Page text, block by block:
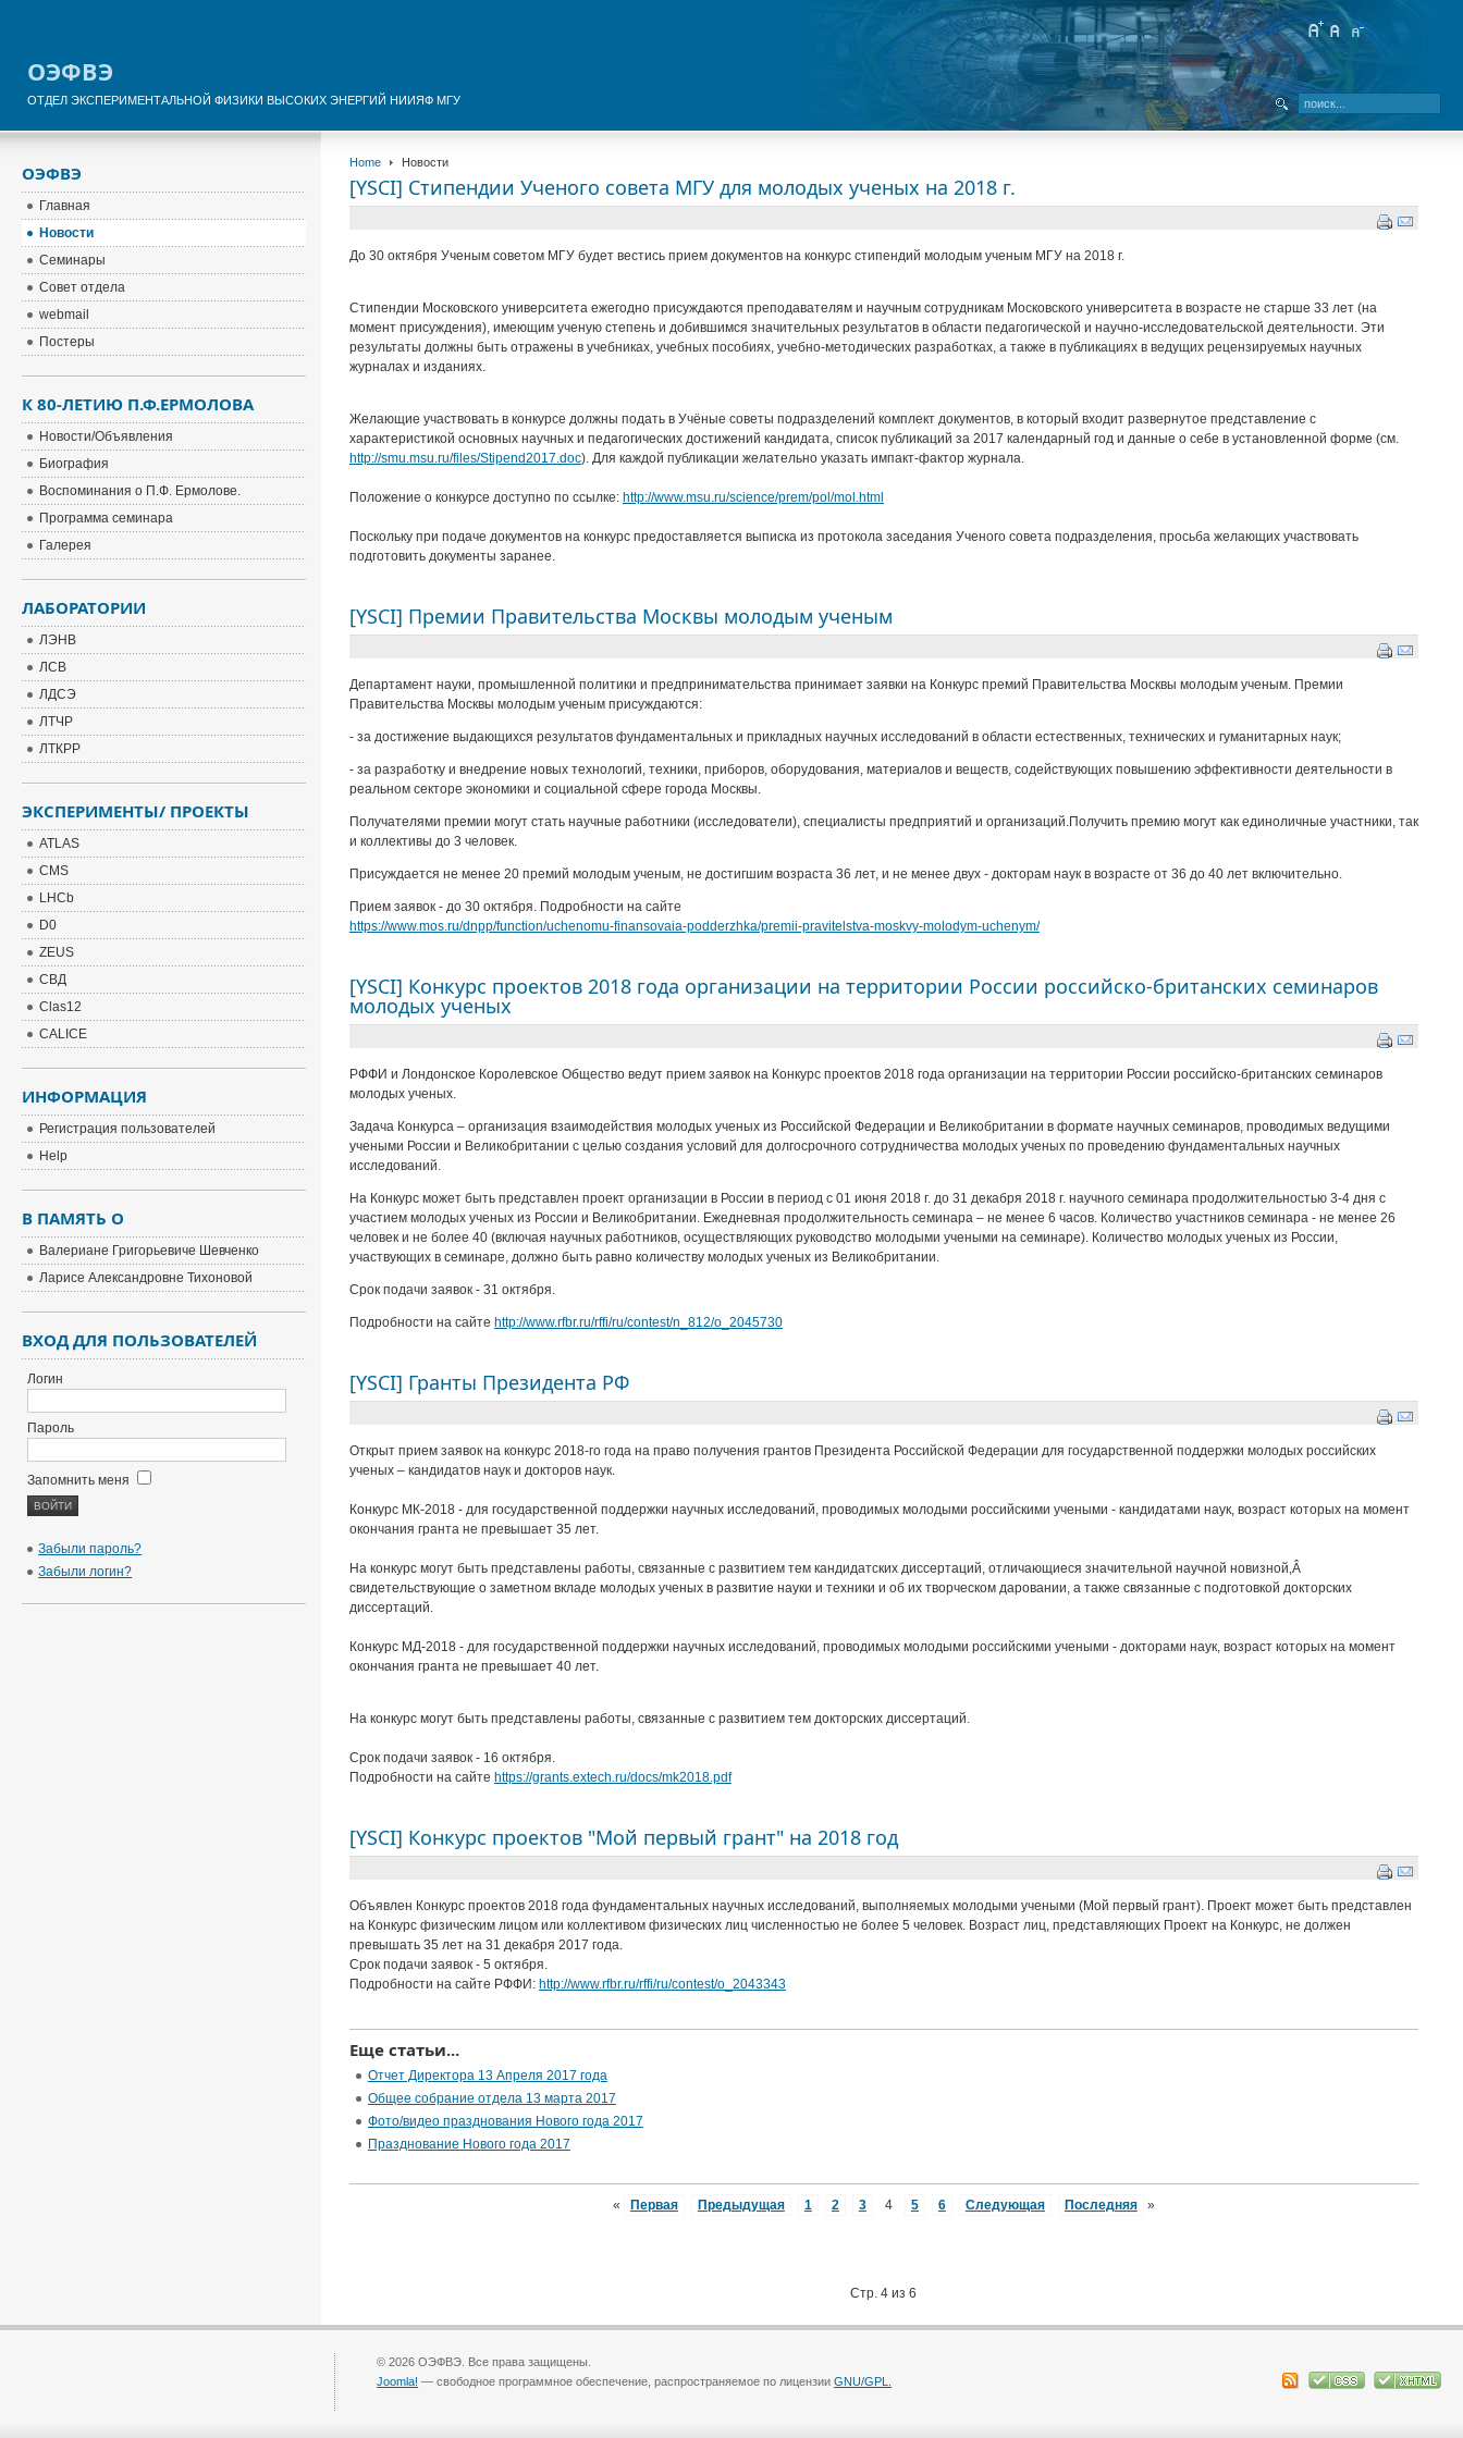
ОЭФВЭ
ОТДЕЛ ЭКСПЕРИМЕНТАЛЬНОЙ ФИЗИКИ ВЫСОКИХ ЭНЕРГИЙ НИИЯФ МГУ
Home Новости
[YSCI] Стипендии Ученого совета МГУ для молодых ученых на 2018 г.
До 30 октября Ученым советом МГУ будет вестись прием документов на конкурс стипендий молодым ученым МГУ на 2018 г.
Стипендии Московского университета ежегодно присуждаются преподавателям и научным сотрудникам Московского университета в возрасте не старше 33 лет (на
момент присуждения), имеющим ученую степень и добившимся значительных результатов в области педагогической и научно-исследовательской деятельности. Эти
результаты должны быть отражены в учебниках, учебных пособиях, учебно-методических разработках, а также в публикациях в ведущих рецензируемых научных
журналах и изданиях.
Желающие участвовать в конкурсе должны подать в Учёные советы подразделений комплект документов, в который входит развернутое представление с
характеристикой основных научных и педагогических достижений кандидата, список публикаций за 2017 календарный год и данные о себе в установленной форме (см.
http://smu.msu.ru/files/Stipend2017.doc). Для каждой публикации желательно указать импакт-фактор журнала.
Положение о конкурсе доступно по ссылке: http://www.msu.ru/science/prem/pol/mol.html
Поскольку при подаче документов на конкурс предоставляется выписка из протокола заседания Ученого совета подразделения, просьба желающих участвовать
подготовить документы заранее.
[YSCI] Премии Правительства Москвы молодым ученым
Департамент науки, промышленной политики и предпринимательства принимает заявки на Конкурс премий Правительства Москвы молодым ученым. Премии
Правительства Москвы молодым ученым присуждаются:
- за достижение выдающихся результатов фундаментальных и прикладных научных исследований в области естественных, технических и гуманитарных наук;
- за разработку и внедрение новых технологий, техники, приборов, оборудования, материалов и веществ, содействующих повышению эффективности деятельности в
реальном секторе экономики и социальной сфере города Москвы.
Получателями премии могут стать научные работники (исследователи), специалисты предприятий и организаций.Получить премию могут как единоличные участники, так
и коллективы до 3 человек.
Присуждается не менее 20 премий молодым ученым, не достигшим возраста 36 лет, и не менее двух - докторам наук в возрасте от 36 до 40 лет включительно.
Прием заявок - до 30 октября. Подробности на сайте
https://www.mos.ru/dnpp/function/uchenomu-finansovaia-podderzhka/premii-pravitelstva-moskvy-molodym-uchenym/
[YSCI] Конкурс проектов 2018 года организации на территории России российско-британских семинаров
молодых ученых
РФФИ и Лондонское Королевское Общество ведут прием заявок на Конкурс проектов 2018 года организации на территории России российско-британских семинаров
молодых ученых.
Задача Конкурса – организация взаимодействия молодых ученых из Российской Федерации и Великобритании в формате научных семинаров, проводимых ведущими
учеными России и Великобритании с целью создания условий для долгосрочного сотрудничества молодых ученых по проведению фундаментальных научных
исследований.
На Конкурс может быть представлен проект организации в России в период с 01 июня 2018 г. до 31 декабря 2018 г. научного семинара продолжительностью 3-4 дня с
участием молодых ученых из России и Великобритании. Ежедневная продолжительность семинара – не менее 6 часов. Количество участников семинара - не менее 26
человек и не более 40 (включая научных работников, осуществляющих руководство молодыми учеными на семинаре). Количество молодых ученых из России,
участвующих в семинаре, должно быть равно количеству молодых ученых из Великобритании.
Срок подачи заявок - 31 октября.
Подробности на сайте http://www.rfbr.ru/rffi/ru/contest/n_812/o_2045730
[YSCI] Гранты Президента РФ
Открыт прием заявок на конкурс 2018-го года на право получения грантов Президента Российской Федерации для государственной поддержки молодых российских
ученых – кандидатов наук и докторов наук.
Конкурс МК-2018 - для государственной поддержки научных исследований, проводимых молодыми российскими учеными - кандидатами наук, возраст которых на момент
окончания гранта не превышает 35 лет.
На конкурс могут быть представлены работы, связанные с развитием тем кандидатских диссертаций, отличающиеся значительной научной новизной,Â
свидетельствующие о заметном вкладе молодых ученых в развитие науки и техники и об их творческом даровании, а также связанные с подготовкой докторских
диссертаций.
Конкурс МД-2018 - для государственной поддержки научных исследований, проводимых молодыми российскими учеными - докторами наук, возраст которых на момент
окончания гранта не превышает 40 лет.
На конкурс могут быть представлены работы, связанные с развитием тем докторских диссертаций.
Срок подачи заявок - 16 октября.
Подробности на сайте https://grants.extech.ru/docs/mk2018.pdf
[YSCI] Конкурс проектов "Мой первый грант" на 2018 год
Объявлен Конкурс проектов 2018 года фундаментальных научных исследований, выполняемых молодыми учеными (Мой первый грант). Проект может быть представлен
на Конкурс физическим лицом или коллективом физических лиц численностью не более 5 человек. Возраст лиц, представляющих Проект на Конкурс, не должен
превышать 35 лет на 31 декабря 2017 года.
Срок подачи заявок - 5 октября.
Подробности на сайте РФФИ: http://www.rfbr.ru/rffi/ru/contest/o_2043343
Еще статьи...
Отчет Директора 13 Апреля 2017 года
Общее собрание отдела 13 марта 2017
Фото/видео празднования Нового года 2017
Празднование Нового года 2017
« Первая Предыдущая 1 2 3 4 5 6 Следующая Последняя »
Стр. 4 из 6
ОЭФВЭ
Главная
Новости
Семинары
Совет отдела
webmail
Постеры
К 80-ЛЕТИЮ П.Ф.ЕРМОЛОВА
Новости/Объявления
Биография
Воспоминания о П.Ф. Ермолове.
Программа семинара
Галерея
ЛАБОРАТОРИИ
ЛЭНВ
ЛСВ
ЛДСЭ
ЛТЧР
ЛТКРР
ЭКСПЕРИМЕНТЫ/ ПРОЕКТЫ
ATLAS
CMS
LHCb
D0
ZEUS
СВД
Clas12
CALICE
ИНФОРМАЦИЯ
Регистрация пользователей
Help
В ПАМЯТЬ О
Валериане Григорьевиче Шевченко
Ларисе Александровне Тихоновой
ВХОД ДЛЯ ПОЛЬЗОВАТЕЛЕЙ
Логин
Пароль
Запомнить меня
Забыли пароль?
Забыли логин?
© 2026 ОЭФВЭ. Все права защищены.
Joomla! — свободное программное обеспечение, распространяемое по лицензииGNU/GPL.